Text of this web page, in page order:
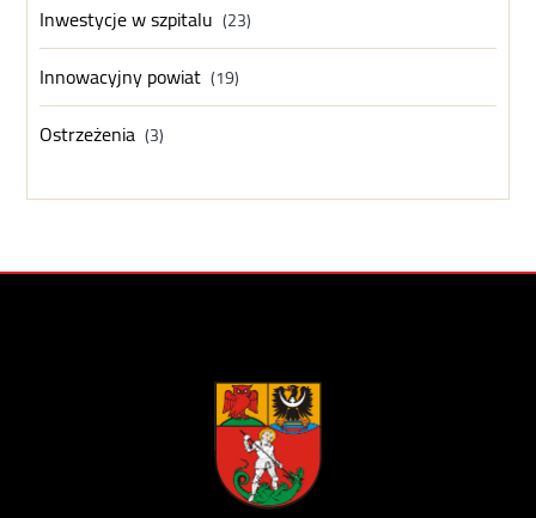
Inwestycje w szpitalu (23)
Innowacyjny powiat (19)
Ostrzeżenia (3)